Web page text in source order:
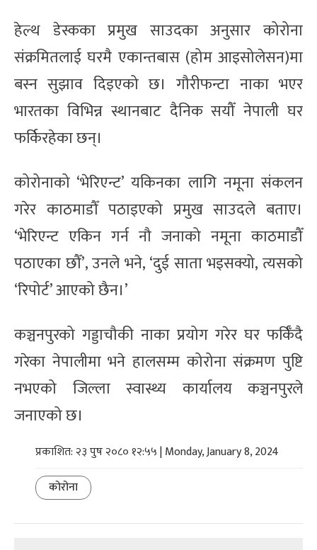
हेल्थ डेस्कका प्रमुख साउदका अनुसार कोरोना
संक्रमितलाई घरमै एकान्तबास (होम आइसोलेसन)मा
बस्न सुझाव दिइएको छ। गौरीफन्टा नाका भएर
भारतका विभिन्न स्थानबाट दैनिक सयौँ नेपाली घर
फर्किरहेका छन्।
कोरोनाको ‘भेरिएन्ट’ यकिनका लागि नमूना संकलन
गरेर काठमाडौँ पठाइएको प्रमुख साउदले बताए।
‘भेरिएन्ट एकिन गर्न नौ जनाको नमूना काठमाडौँ
पठाएका छौँ’, उनले भने, ‘दुई साता भइसक्यो, त्यसको
‘रिपोर्ट’ आएको छैन।’
कञ्चनपुरको गड्डाचौकी नाका प्रयोग गरेर घर फर्किँदै
गरेका नेपालीमा भने हालसम्म कोरोना संक्रमण पुष्टि
नभएको जिल्ला स्वास्थ्य कार्यालय कञ्चनपुरले
जनाएको छ।
प्रकाशित: २३ पुष २०८० १२:५५ | Monday, January 8, 2024
कोरोना